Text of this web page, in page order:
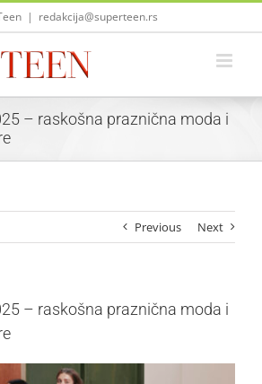
| redakcija@superteen.rs
– raskošna praznična moda i
Previous Next
– raskošna praznična moda i